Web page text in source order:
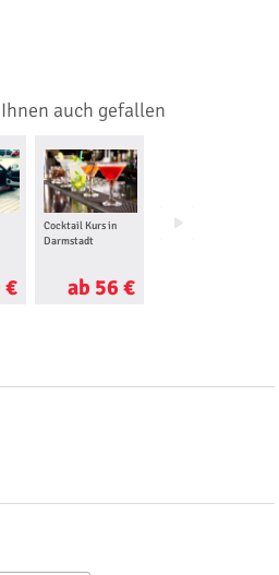
auch gefallen
€
Cocktail Kurs in
Darmstadt
ab 56 €
Rennwagen-Taxi in